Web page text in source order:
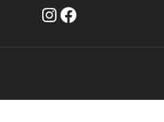
Instagram
Facebook